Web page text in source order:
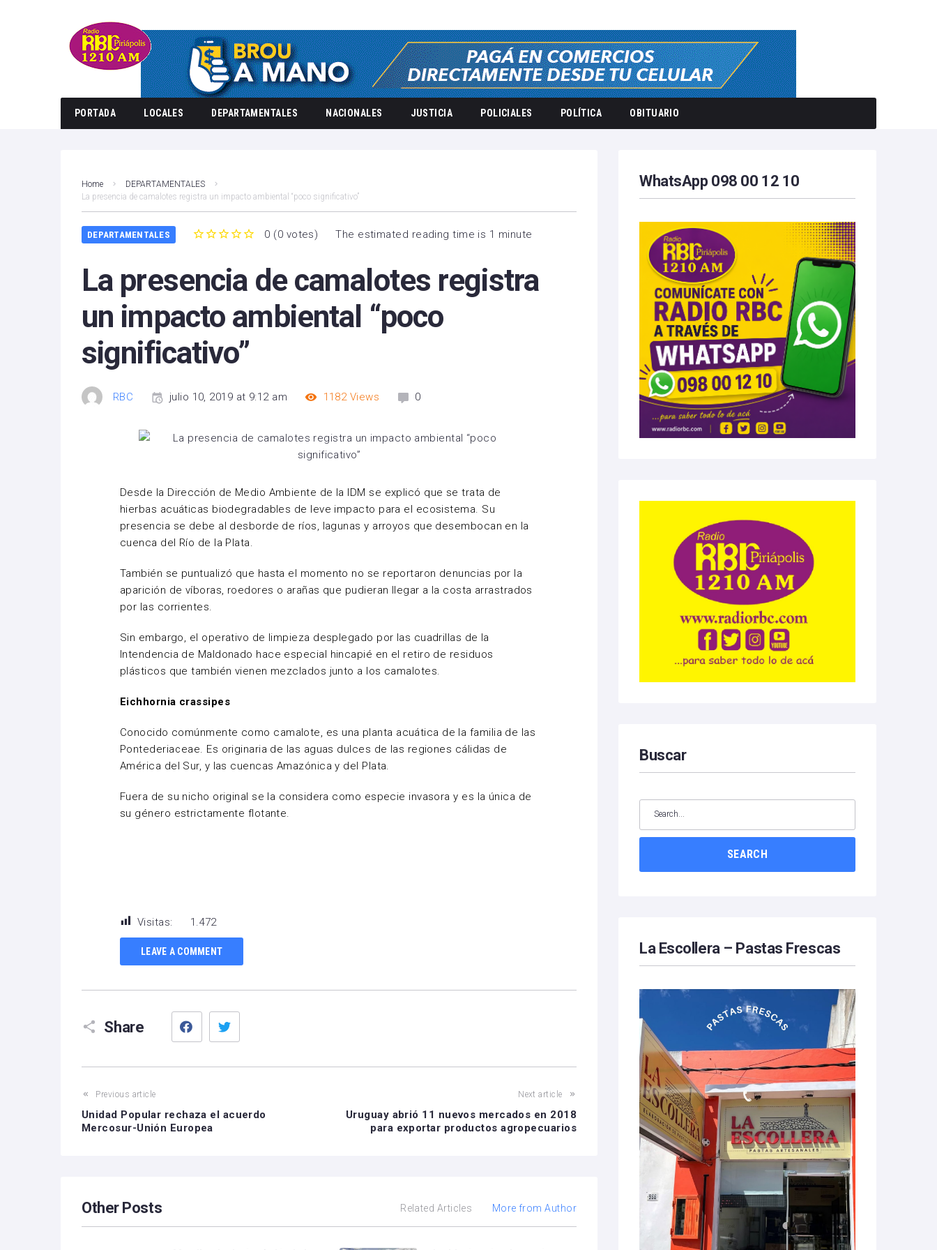
PORTADA LOCALES DEPARTAMENTALES NACIONALES JUSTICIA POLICIALES POLÍTICA OBITUARIO
Home
DEPARTAMENTALES
La presencia de camalotes registra un impacto ambiental “poco significativo”
DEPARTAMENTALES 0 (0 votes) The estimated reading time is 1 minute
La presencia de camalotes registra
un impacto ambiental “poco
significativo”
RBC julio 10, 2019 at 9:12 am 1182 Views 0
Desde la Dirección de Medio Ambiente de la IDM se explicó que se trata de
hierbas acuáticas biodegradables de leve impacto para el ecosistema. Su
presencia se debe al desborde de ríos, lagunas y arroyos que desembocan en la
cuenca del Río de la Plata.
También se puntualizó que hasta el momento no se reportaron denuncias por la
aparición de víboras, roedores o arañas que pudieran llegar a la costa arrastrados
por las corrientes.
Sin embargo, el operativo de limpieza desplegado por las cuadrillas de la
Intendencia de Maldonado hace especial hincapié en el retiro de residuos
plásticos que también vienen mezclados junto a los camalotes.
Eichhornia crassipes
Conocido comúnmente como camalote, es una planta acuática de la familia de las
Pontederiaceae. Es originaria de las aguas dulces de las regiones cálidas de
América del Sur, y las cuencas Amazónica y del Plata.
Fuera de su nicho original se la considera como especie invasora y es la única de
su género estrictamente flotante.
Visitas: 1.472
LEAVE A COMMENT
Share
Facebook
Previous article
Unidad Popular rechaza el acuerdo
Mercosur-Unión Europea
Next article
Uruguay abrió 11 nuevos mercados en 2018
para exportar productos agropecuarios
Other Posts Related Articles More from Author
WhatsApp 098 00 12 10
Buscar
SEARCH
La Escollera – Pastas Frescas